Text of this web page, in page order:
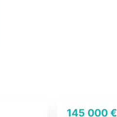
145 000 €